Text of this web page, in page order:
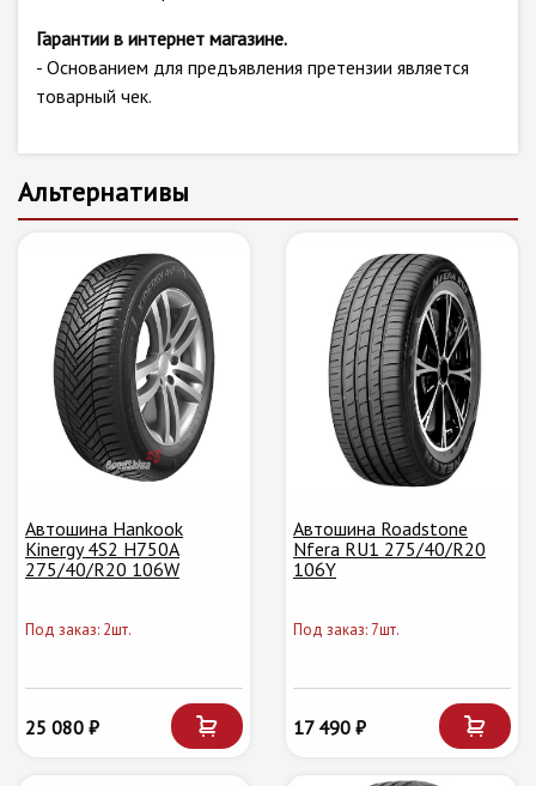
Гарантии в интернет магазине.
- Основанием для предъявления претензии является
товарный чек.
Альтернативы
Автошина Hankook
Kinergy 4S2 H750A
275/40/R20 106W
Под заказ: 2шт.
25 080 ₽
Автошина Roadstone
Nfera RU1 275/40/R20
106Y
Под заказ: 7шт.
17 490 ₽